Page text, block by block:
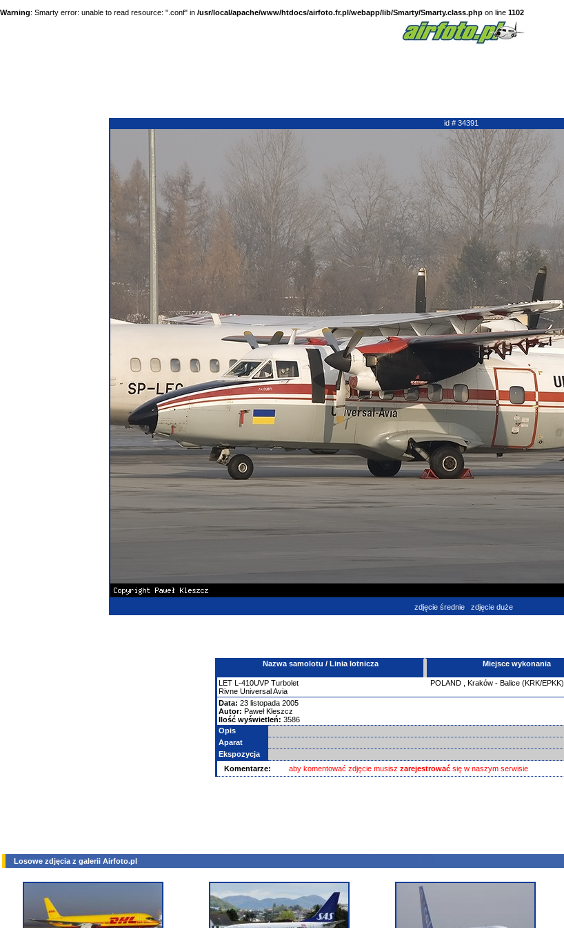
Warning: Smarty error: unable to read resource: ".conf" in /usr/local/apache/www/htdocs/airfoto.fr.pl/webapp/lib/Smarty/Smarty.class.php on line 1102
id # 34391
zdjęcie średnie zdjęcie duże
Nazwa samolotu / Linia lotnicza Miejsce wykonania
LET L-410UVP Turbolet
Rivne Universal Avia
POLAND Kraków - Balice (KRK/EPKK)
Data: 23 listopada 2005
Autor: Paweł Kleszcz
Ilość wyświetleń: 3586
Opis
Aparat
Ekspozycja
Komentarze:
aby komentować zdjęcie musisz zarejestrować się w naszym serwisie
Losowe zdjęcia z galerii Airfoto.pl